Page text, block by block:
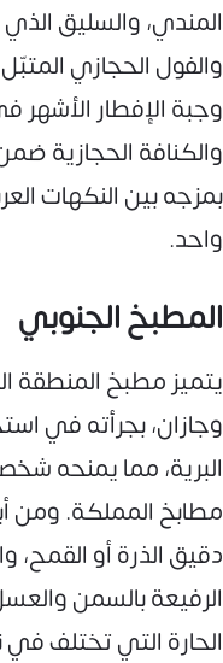
المندي، والسليق الذي
والفول الحجازي
وجبة الإفطار الأشهر
والكنافة الحجازية
بمزجه بين النكهات
واحد.
المطبخ الجنوبي
يتميز مطبخ المنطقة
وجازان، بجرأته في
البرية، مما يمنحه
مطابخ المملكة. ومن
دقيق الذرة أو القمح،
الرفيعة بالسمن
الحارة التي تختلف في